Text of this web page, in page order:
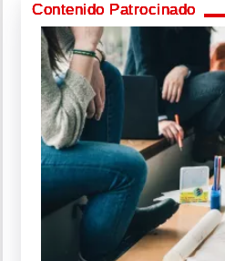
Contenido Patrocinado